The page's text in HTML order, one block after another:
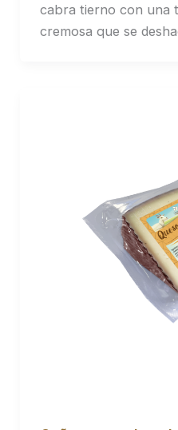
cabra tierno con una
cremosa que se